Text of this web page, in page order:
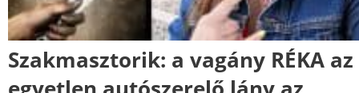
Szakmasztorik: a vagány RÉKA az